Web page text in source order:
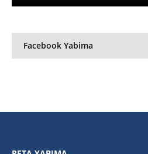
Facebook Yabima